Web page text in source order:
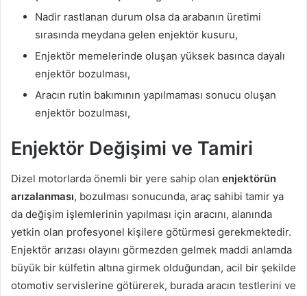
Nadir rastlanan durum olsa da arabanın üretimi
sırasında meydana gelen enjektör kusuru,
Enjektör memelerinde oluşan yüksek basınca dayalı
enjektör bozulması,
Aracın rutin bakımının yapılmaması sonucu oluşan
enjektör bozulması,
Enjektör Değişimi ve Tamiri
Dizel motorlarda önemli bir yere sahip olan enjektörün
arızalanması, bozulması sonucunda, araç sahibi tamir ya
da değişim işlemlerinin yapılması için aracını, alanında
yetkin olan profesyonel kişilere götürmesi gerekmektedir.
Enjektör arızası olayını görmezden gelmek maddi anlamda
büyük bir külfetin altına girmek olduğundan, acil bir şekilde
otomotiv servislerine götürerek, burada aracın testlerini ve